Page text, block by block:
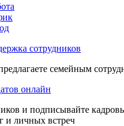
сотрудников
семейным
онлайн
и подписывайте
и личных встреч